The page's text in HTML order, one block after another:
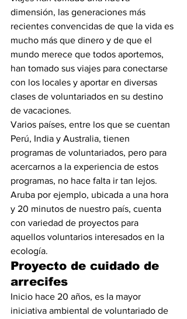
dimensión, las generaciones más
recientes convencidas de que la vida es
mucho más que dinero y de que el
mundo merece que todos aportemos,
han tomado sus viajes para conectarse
con los locales y aportar en diversas
clases de voluntariados en su destino
de vacaciones.
Varios países, entre los que se cuentan
Perú, India y Australia, tienen
programas de voluntariados, pero para
acercarnos a la experiencia de estos
programas, no hace falta ir tan lejos.
Aruba por ejemplo, ubicada a una hora
y 20 minutos de nuestro país, cuenta
con variedad de proyectos para
aquellos voluntarios interesados en la
ecología.
Proyecto de cuidado de
arrecifes
Inicio hace 20 años, es la mayor
iniciativa ambiental de voluntariado de